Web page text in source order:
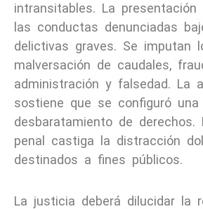
intransitables. La presentación
las conductas denunciadas
delictivas graves. Se imputan
malversación de caudales,
administración y falsedad. La
sostiene que se configuró una
desbaratamiento de derechos.
penal castiga la distracción
destinados a fines públicos.
La justicia deberá dilucidar la